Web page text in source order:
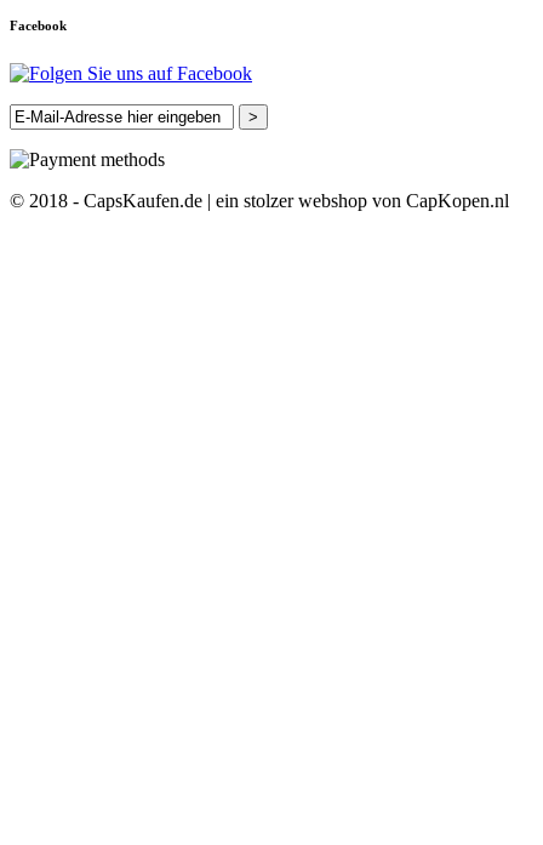
Facebook
>
© 2018 - CapsKaufen.de | ein stolzer webshop von CapKopen.nl